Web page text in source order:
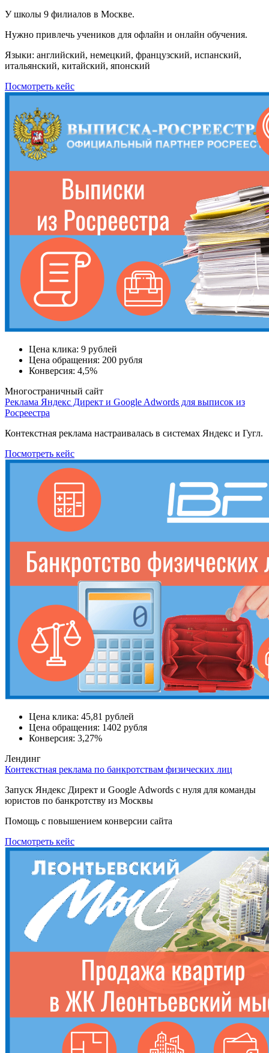
У школы 9 филиалов в Москве.
Нужно привлечь учеников для офлайн и онлайн обучения.
Языки: английский, немецкий, французский, испанский,
итальянский, китайский, японский
Посмотреть кейс
Цена клика: 9 рублей
Цена обращения: 200 рубля
Конверсия: 4,5%
Многостраничный сайт
Реклама Яндекс Директ и Google Adwords для выписок из
Росреестра
Контекстная реклама настраивалась в системах Яндекс и Гугл.
Посмотреть кейс
Цена клика: 45,81 рублей
Цена обращения: 1402 рубля
Конверсия: 3,27%
Лендинг
Контекстная реклама по банкротствам физических лиц
Запуск Яндекс Директ и Google Adwords с нуля для команды
юристов по банкротству из Москвы
Помощь с повышением конверсии сайта
Посмотреть кейс